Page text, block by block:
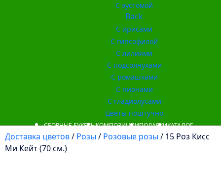
С эустомой
Back
С ирисами
С гипсофилой
С лилиями
С подсолнухами
С ромашками
С пионами
С гладиолусами
Цветы поштучно
СБОРНЫЕ БУКЕТЫКОМПОЗИЦИИПОДАРКИКАТАЛОГ
Доставка цветов/ Розы / Розовые розы / 15 Роз Кисс
Ми Кейт (70 см.)